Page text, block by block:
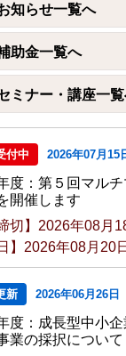
知らせ一覧へ
助金一覧へ
ミナー・講座一
付中 2026年07月15
度：第５回マル
開催します
切】2026年08月
】2026年08月20日
新 2026年06月26日
度：成長型中小企
業の採択について